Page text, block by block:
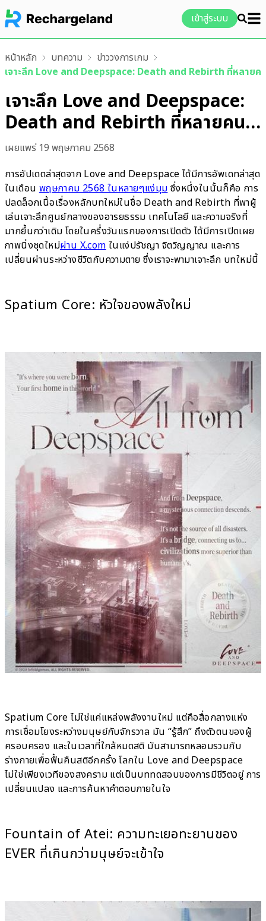
เข้าสู่ระบบ
หน้าหลัก บทความ
ข่าววงการเกม
เจาะลึก Love and Deepspace: Death and Rebirth ที่หลายค
เจาะลึก Love and Deepspace:
Death and Rebirth ที่หลายคน
ต้องชอบ
เผยแพร่ 19 พฤษภาคม 2568
การอัปเดตล่าสุดจาก Love and Deepspace ได้มีการอัพเดทล่าสุด
ในเดือนพฤษภาคม 2568 ในหลายๆแง่มุมซึ่งหนึ่งในนั้นก็คือ การ
ปลดล็อกเนื้อเรื่องหลักบทใหม่ในชื่อ Death and Rebirth ที่พาผู้
เล่นเจาะลึกศูนย์กลางของอารยธรรม เทคโนโลยี และความจริงที่
มากยึ้นกว่าเดิม โดยในครึ่งวันแรกของการเปิดตัว ได้มีการเปิดเผย
ภาพนิ่งชุดใหม่ผ่าน X.comในแง่ปรัชญา จิตวิญญาณ และการ
เปลี่ยนผ่านระหว่างชีวิตกับความตาย ซึ่งเราจะพามาเจาะลึก บทใหม่นี้
Spatium Core: หัวใจของพลังใหม่
Spatium Core ไม่ใช่แค่แหล่งพลังงานใหม่ แต่คือสื่อกลางแห่ง
การเชื่อมโยงระหว่างมนุษย์กับจักรวาล มัน “รู้สึก” ถึงตัวตนของผู้
ครอบครอง และในเวลาที่ใกล้หมดสติ มันสามารถหลอมรวมกับ
ร่างกายเพื่อฟื้นคืนสติอีกครั้ง โลกใน Love and Deepspace
ไม่ใช่เพียงเวทีของสงคราม แต่เป็นบททดสอบของการมีชีวิตอยู่ การ
เปลี่ยนแปลง และการค้นหาคำตอบภายในใจ
Fountain of Atei: ความทะเยอทะยานของ
EVER ที่เกินกว่ามนุษย์จะเข้าใจ